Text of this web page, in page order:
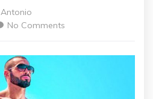
Antonio
No Comments